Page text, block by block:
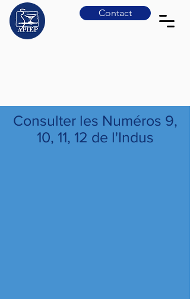
Contact
Consulter les Numéros 9,
10, 11, 12 de l'Indus